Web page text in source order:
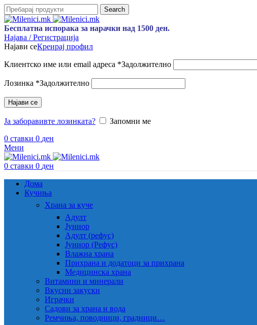
Search
Бесплатна испорака за нарачки над 1500 ден.
Најава / Регистрација
Најави сеКреирај профил
Клиентско име или email адреса *Задолжително
Лозинка *Задолжително
Најави се
Ја заборавивте лозинката?
Запомни ме
0 ставки 0 ден
Мени
0 ставки 0 ден
Дома
Кучиња
Храна за куче
Адулт
Јуниор
Адулт (рефус)
Јуниор (Рефус)
Влажна храна
Прихрана и додатоци за прихрана
Медицинска храна
Витамини и минерали
Вкусни закуски
Играчки
Садови за храна и вода
Ремчиња, поводници, градници…